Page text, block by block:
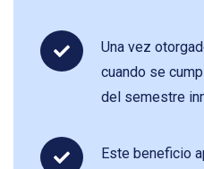
Una vez
cuando se
del semestre
Este beneficio